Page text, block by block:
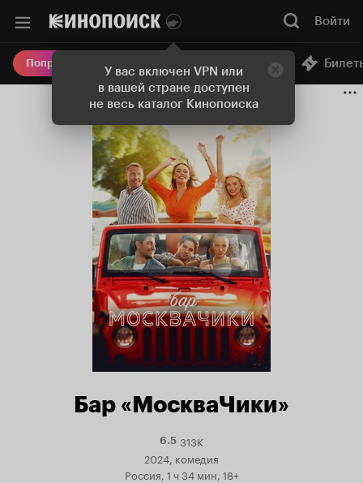
У вас включен VPN или
в вашей стране доступен
не весь каталог Кинопоиска
Войти
Попробовать Плюс Онлайн-кинотеатр
Бар «МоскваЧики»
6.5Рейтинг
Кинопоиска
6.5
313K
2024, комедия
Россия, 1 ч 34 мин, 18+